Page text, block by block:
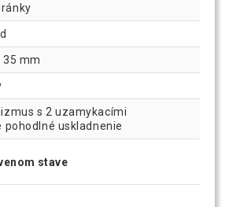
mm
s 2 uzamykacími
pohodlné uskladnenie
stave